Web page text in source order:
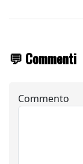
💬 Commenti